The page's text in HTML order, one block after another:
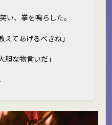
い、拳を鳴らした。
えてあげるべきね」
胆な物言いだ」